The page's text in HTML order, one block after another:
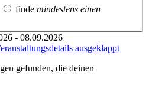
finde mindestens einen
- 08.09.2026
ausgeklappt
gefunden, die deinen